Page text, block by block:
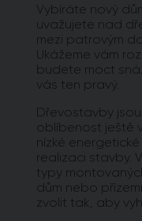
Vybíráte nový
uvažujete nad
mezi patrovým
Ukážeme vám
budete moct
vás ten pravý.
Dřevostavby
oblíbenost ještě
nízké
realizaci stavby.
typy
dům nebo
zvolit tak, aby